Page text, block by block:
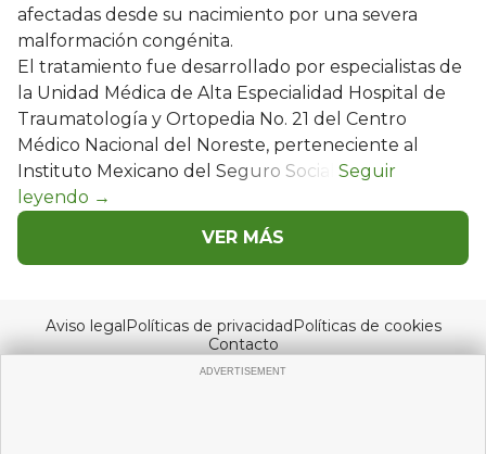
afectadas desde su nacimiento por una severa
malformación congénita.
El tratamiento fue desarrollado por especialistas de
la Unidad Médica de Alta Especialidad Hospital de
Traumatología y Ortopedia No. 21 del Centro
Médico Nacional del Noreste, perteneciente al
Instituto Mexicano del Seguro Social.
VER MÁS
Aviso legalPolíticas de privacidadPolíticas de cookies
Contacto